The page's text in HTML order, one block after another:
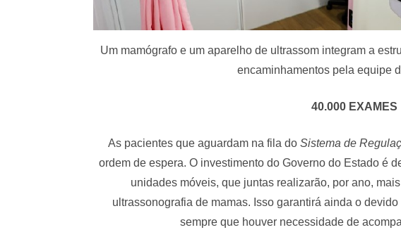
Um mamógrafo e um aparelho de ultrassom integram a
encaminhamentos pela equipe
40.000 EXAMES
As pacientes que aguardam na fila doSistema de
ordem de espera. O investimento do Governo do Estado é
unidades móveis, que juntas realizarão, por ano,
ultrassonografia de mamas. Isso garantirá ainda o
sempre que houver necessidade de